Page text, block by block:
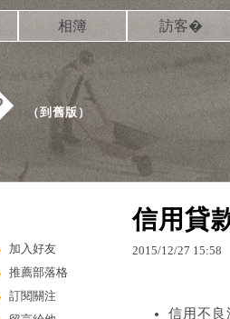
（到舊版 ）
相簿 訪客�
信用貸
2015/12/27 15:58
信用不良
加入好友
推薦部落格
訂閱關注